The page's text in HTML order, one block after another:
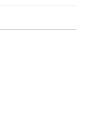
donné